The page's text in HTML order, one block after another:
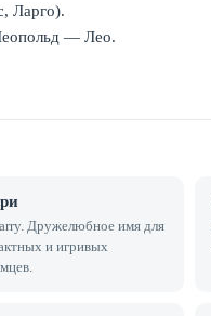
Ларго).
— Лео.
Дружелюбное имя для
и игривых